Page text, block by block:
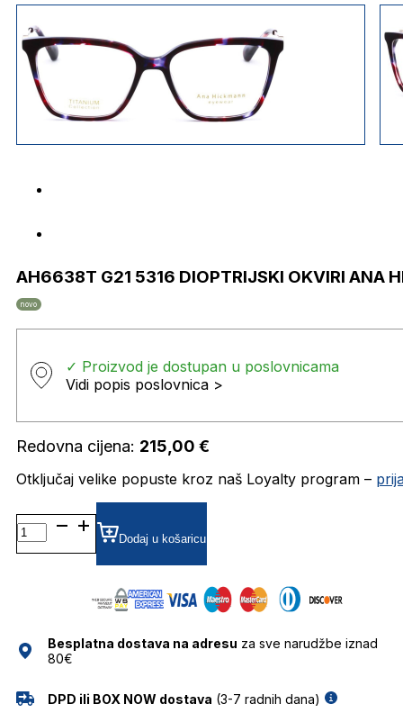
AH6638T G21 5316 DIOPTRIJSKI OKVIRI ANA
novo
✓ Proizvod je dostupan u poslovnicama
Vidi popis poslovnica >
Redovna cijena: 215,00 €
Otključaj velike popuste kroz naš Loyalty program –
AH6638T
G21
5316
količina
Dodaj u košaricu
Besplatna dostava na adresu za sve narudžbe iznad
80€
DPD ili BOX NOW dostava (3-7 radnih dana)